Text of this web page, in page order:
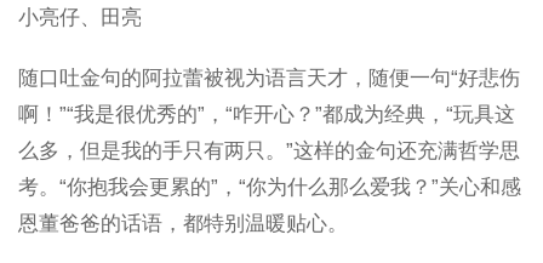
小亮仔、田亮
随口吐金句的阿拉蕾被视为语言天才，随便一句“好悲伤
啊！”“我是很优秀的”，“咋开心？”都成为经典，“玩具这
么多，但是我的手只有两只。”这样的金句还充满哲学思
考。“你抱我会更累的”，“你为什么那么爱我？”关心和感
恩董爸爸的话语，都特别温暖贴心。